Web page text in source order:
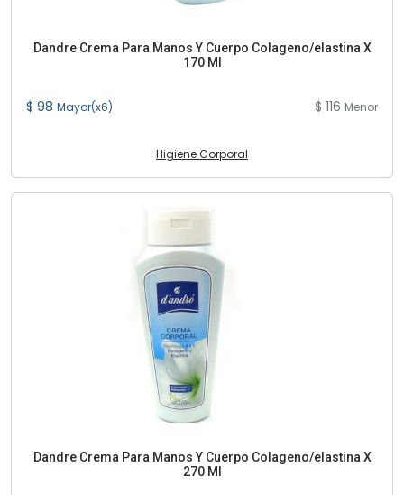
Dandre Crema Para Manos Y Cuerpo Colageno/elastina X
170 Ml
$ 98 Mayor(x6) $ 116 Menor
Higiene Corporal
Dandre Crema Para Manos Y Cuerpo Colageno/elastina X
270 Ml